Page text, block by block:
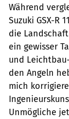
Während
Suzuki GSX-R
die
ein gewisser
und
den Angeln
mich
Unmögliche